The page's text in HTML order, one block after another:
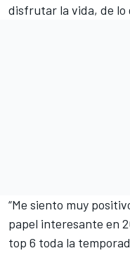
disfrutar la vida, de lo
“Me siento muy
papel interesante en
top 6 toda la